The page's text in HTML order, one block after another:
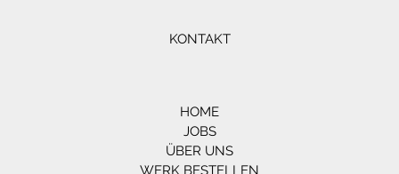
KONTAKT
HOME
JOBS
ÜBER UNS
WERK BESTELLEN